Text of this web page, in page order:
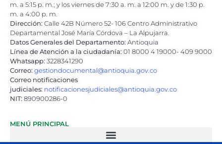
m. a 5:15 p. m.; y los viernes de 7:30 a. m. a 12:00 m. y de 1:30 p.
m. a 4:00 p. m.
Dirección: Calle 42B Número 52- 106 Centro Administrativo
Departamental José María Córdova – La Alpujarra.
Datos Generales del Departamento: Antioquia
Línea de Atención a la ciudadanía: 01 8000 4 19000- 409 9000
Whatsapp: 3228341290
Correo: gestiondocumental@antioquia.gov.co
Correo notificaciones
judiciales: notificacionesjudiciales@antioquia.gov.co
NIT: 890900286-0
MENÚ PRINCIPAL